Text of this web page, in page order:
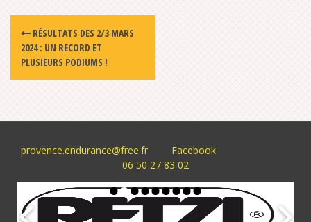
Post
navigation
RÉSULTATS DES 2/3 MARS
2024 : UN RECORD ET
PLUSIEURS PODIUMS !
provence.endurance@free.fr
Facebook
06 50 27 83 02